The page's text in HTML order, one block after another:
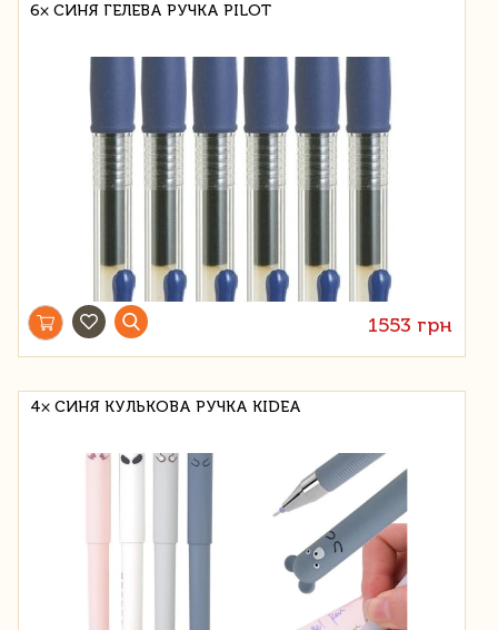
6× СИНЯ ГЕЛЕВА РУЧКА PILOT
1553 грн
4× СИНЯ КУЛЬКОВА РУЧКА KIDEA